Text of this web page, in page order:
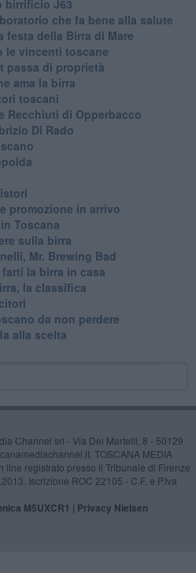
birrificio J63
che fa bene alla salute
festa della Birra di Mare
le vincenti toscane
passa di proprietà
ama la birra
toscani
Recchiuti di Opperbacco
Di Rado
promozione in arrivo
Toscana
sulla birra
Mr. Brewing Bad
la birra in casa
la classifica
da non perdere
alla scelta
Channel srl - Via Dei Martelli, 8 - 50129
TOSCANA MEDIA
line registrato presso il Tribunale di Firenze
Iscrizione ROC 22105 - C.F. e P.Iva
M5UXCR1 | Privacy Nielsen